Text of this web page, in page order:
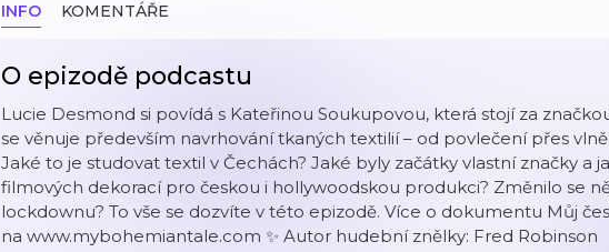
INFO KOMENTÁŘE
O epizodě podcastu
Lucie Desmond si povídá s Kateřinou Soukupovou, která stojí za
se věnuje především navrhování tkaných textilií – od povlečení přes
Jaké to je studovat textil v Čechách? Jaké byly začátky vlastní značky a
filmových dekorací pro českou i hollywoodskou produkci? Změnilo se
lockdownu? To vše se dozvíte v této epizodě. Více o dokumentu Můj
na www.mybohemiantale.com ✨ Autor hudební znělky: Fred Robinson